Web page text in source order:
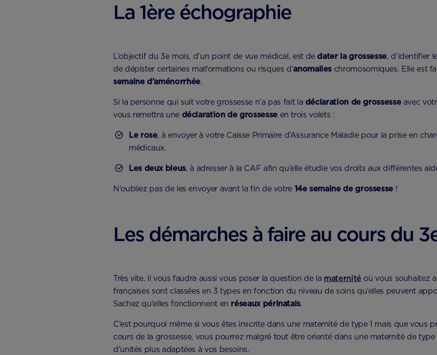
La 1ère échographie
L’objectif du 3e mois, d’un point de vue médical, est de dater la grossesse, d’identifier
de dépister certaines malformations ou risques d’anomalies chromosomiques. Elle est
semaine d’aménorrhée.
Si la personne qui suit votre grossesse n’a pas fait la déclaration de grossesseavec
vous remettra une déclaration de grossesseen trois volets :
Le rose, à envoyer à votre Caisse Primaire d’Assurance Maladie pour la prise en
médicaux.
Les deux bleus, à adresser à la CAF afin qu’elle étudie vos droits aux différentes
N’oubliez pas de les envoyer avant la fin de votre 14e semaine de grossesse !
Les démarches à faire au cours du
Très vite, il vous faudra aussi vous poser la question de la maternité où vous souhaitez
françaises sont classées en 3 types en fonction du niveau de soins qu’elles peuvent
Sachez qu’elles fonctionnent en réseaux périnatals.
C’est pourquoi même si vous êtes inscrite dans une maternité de type 1 mais que vous
cours de la grossesse, vous pourrez malgré tout être orienté dans une maternité de
d’unités plus adaptées à vos besoins.